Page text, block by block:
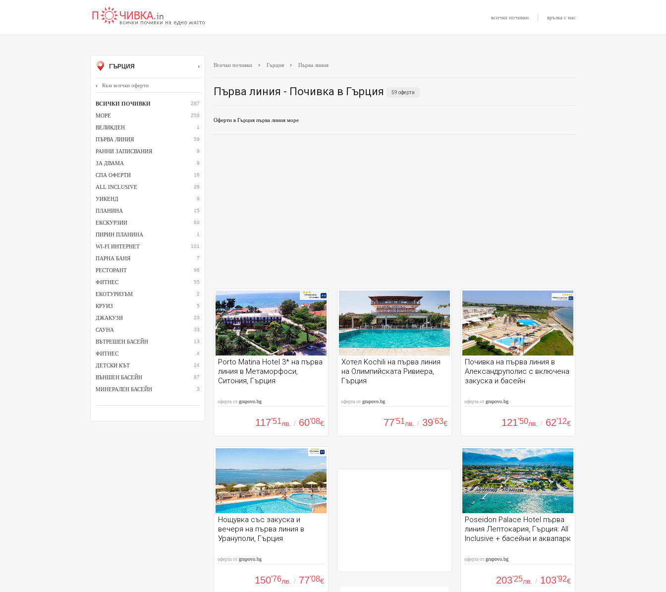
всички почивки | връзка с нас
ГЪРЦИЯ
Към всички оферти
ВСИЧКИ ПОЧИВКИ 287
МОРЕ 258
ВЕЛИКДЕН 1
ПЪРВА ЛИНИЯ 59
РАННИ ЗАПИСВАНИЯ 9
ЗА ДВАМА 9
СПА ОФЕРТИ 16
ALL INCLUSIVE 28
УИКЕНД 8
ПЛАНИНА 15
ЕКСКУРЗИИ 60
ПИРИН ПЛАНИНА 1
WI-FI ИНТЕРНЕТ 101
ПАРНА БАНЯ 7
РЕСТОРАНТ 96
ФИТНЕС 55
ЕКОТУРИЗЪМ 2
КРУИЗ 5
ДЖАКУЗИ 23
САУНА 33
ВЪТРЕШЕН БАСЕЙН 13
ФИТНЕС 4
ДЕТСКИ КЪТ 24
ВЪНШЕН БАСЕЙН 87
МИНЕРАЛЕН БАСЕЙН 3
Всички почивки Гърция Първа линия
Първа линия - Почивка в Гърция 59 оферти
Оферти в Гърция първа линия море
Porto Matina Hotel 3* на първа
линия в Метаморфоси,
Ситония, Гърция
оферта от grupovo.bg
117'51лв. / 60'08€
Хотел Kochili на първа линия
на Олимпийската Ривиера,
Гърция
оферта от grupovo.bg
77'51лв. / 39'63€
Почивка на първа линия в
Александруполис с включена
закуска и басейн
оферта от grupovo.bg
121'50лв. / 62'12€
Нощувка със закуска и
вечеря на първа линия в
Урануполи, Гърция
оферта от grupovo.bg
150'76лв. / 77'08€
Poseidon Palace Hotel първа
линия Лептокария, Гърция: All
Inclusive + басейни и аквапарк
оферта от grupovo.bg
203'25лв. / 103'92€